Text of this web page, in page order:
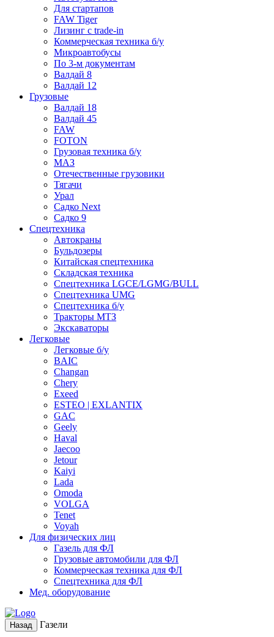
Для стартапов
FAW Tiger
Лизинг с trade-in
Коммерческая техника б/у
Микроавтобусы
По 3-м документам
Валдай 8
Валдай 12
Грузовые
Валдай 18
Валдай 45
FAW
FOTON
Грузовая техника б/у
МАЗ
Отечественные грузовики
Тягачи
Урал
Садко Next
Садко 9
Спецтехника
Автокраны
Бульдозеры
Китайская спецтехника
Складская техника
Спецтехника LGCE/LGMG/BULL
Спецтехника UMG
Спецтехника б/у
Тракторы МТЗ
Экскаваторы
Легковые
Легковые б/у
BAIC
Changan
Chery
Exeed
ESTEO | EXLANTIX
GAC
Geely
Haval
Jaecoo
Jetour
Kaiyi
Lada
Omoda
VOLGA
Tenet
Voyah
Для физических лиц
Газель для ФЛ
Грузовые автомобили для ФЛ
Коммерческая техника для ФЛ
Спецтехника для ФЛ
Мед. оборудование
Назад Газели